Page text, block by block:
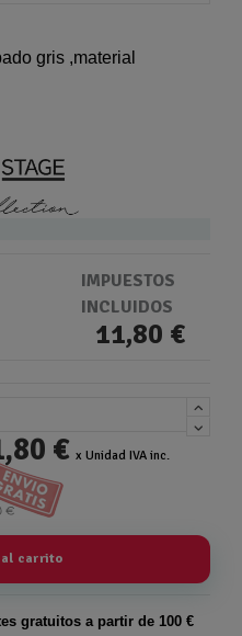
gris ,material
IMPUESTOS
INCLUIDOS
11,80 €
€ x Unidad IVA inc.
carrito
gratuitos a partir de 100 €